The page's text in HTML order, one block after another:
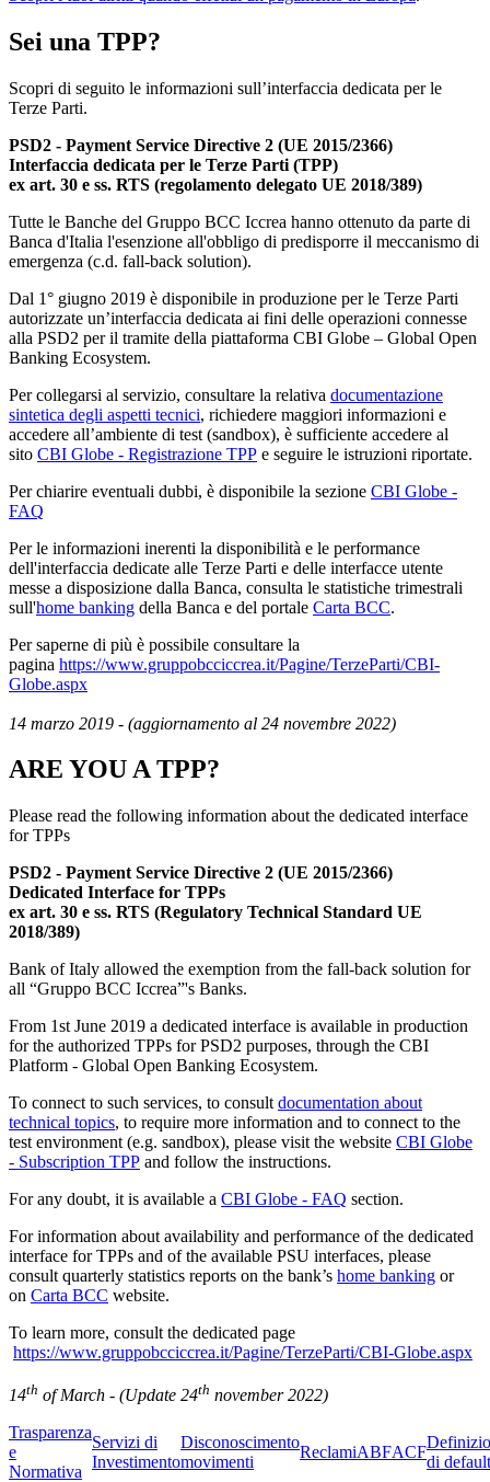
Sei una TPP?
Scopri di seguito le informazioni sull’interfaccia dedicata per le
Terze Parti.
PSD2 - Payment Service Directive 2 (UE 2015/2366)
Interfaccia dedicata per le Terze Parti (TPP)
ex art. 30 e ss. RTS (regolamento delegato UE 2018/389)
Tutte le Banche del Gruppo BCC Iccrea hanno ottenuto da parte di
Banca d'Italia l'esenzione all'obbligo di predisporre il meccanismo di
emergenza (c.d. fall-back solution).
Dal 1° giugno 2019 è disponibile in produzione per le Terze Parti
autorizzate un’interfaccia dedicata ai fini delle operazioni connesse
alla PSD2 per il tramite della piattaforma CBI Globe – Global Open
Banking Ecosystem.
Per collegarsi al servizio, consultare la relativa documentazione
sintetica degli aspetti tecnici, richiedere maggiori informazioni e
accedere all’ambiente di test (sandbox), è sufficiente accedere al
sito CBI Globe - Registrazione TPP e seguire le istruzioni riportate.
Per chiarire eventuali dubbi, è disponibile la sezione CBI Globe -
FAQ
Per le informazioni inerenti la disponibilità e le performance
dell'interfaccia dedicate alle Terze Parti e delle interfacce utente
messe a disposizione dalla Banca, consulta le statistiche trimestrali
sull'home banking della Banca e del portale Carta BCC.
Per saperne di più è possibile consultare la
pagina https://www.gruppobcciccrea.it/Pagine/TerzeParti/CBI-
Globe.aspx
14 marzo 2019 - (aggiornamento al 24 novembre 2022)
ARE YOU A TPP?
Please read the following information about the dedicated interface
for TPPs
PSD2 - Payment Service Directive 2 (UE 2015/2366)
Dedicated Interface for TPPs
ex art. 30 e ss. RTS (Regulatory Technical Standard UE
2018/389)
Bank of Italy allowed the exemption from the fall-back solution for
all “Gruppo BCC Iccrea”'s Banks.
From 1st June 2019 a dedicated interface is available in production
for the authorized TPPs for PSD2 purposes, through the CBI
Platform - Global Open Banking Ecosystem.
To connect to such services, to consult documentation about
technical topics, to require more information and to connect to the
test environment (e.g. sandbox), please visit the website CBI Globe
- Subscription TPP and follow the instructions.
For any doubt, it is available a CBI Globe - FAQ section.
For information about availability and performance of the dedicated
interface for TPPs and of the available PSU interfaces, please
consult quarterly statistics reports on the bank’s home banking or
on Carta BCC website.
To learn more, consult the dedicated page
https://www.gruppobcciccrea.it/Pagine/TerzeParti/CBI-Globe.aspx
14th of March - (Update 24th november 2022)
Trasparenza
e
Normativa
Servizi di
Investimento
Disconoscimento
movimenti
ReclamiABFACF
di default